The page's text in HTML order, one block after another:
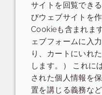
カートにア
製品
サイトを回覧でき
びウェブサイトを
Cookieも含まれま
ェブフォームに入
り、カートにいれ
します。） これに
された個人情報を
置を講じる義務な